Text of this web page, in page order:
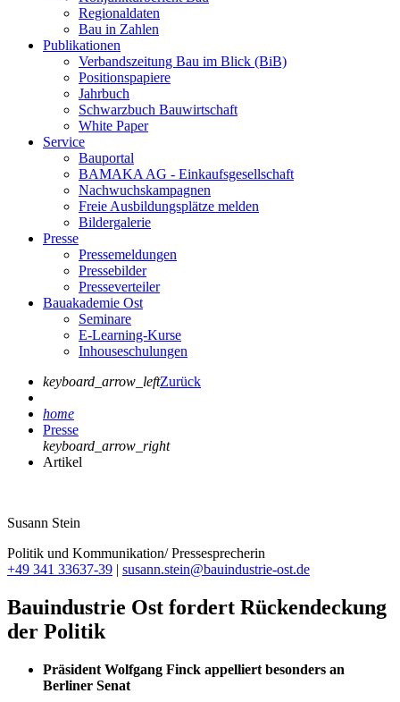
Regionaldaten
Bau in Zahlen
Publikationen
Verbandszeitung Bau im Blick (BiB)
Positionspapiere
Jahrbuch
Schwarzbuch Bauwirtschaft
White Paper
Service
Bauportal
BAMAKA AG - Einkaufsgesellschaft
Nachwuchskampagnen
Freie Ausbildungsplätze melden
Bildergalerie
Presse
Pressemeldungen
Pressebilder
Presseverteiler
Bauakademie Ost
Seminare
E-Learning-Kurse
Inhouseschulungen
keyboard_arrow_leftZurück
home
Presse
keyboard_arrow_right
Artikel
Susann Stein
Politik und Kommunikation/ Pressesprecherin
+49 341 33637-39 | susann.stein@bauindustrie-ost.de
Bauindustrie Ost fordert Rückendeckung
der Politik
Präsident Wolfgang Finck appelliert besonders an
Berliner Senat